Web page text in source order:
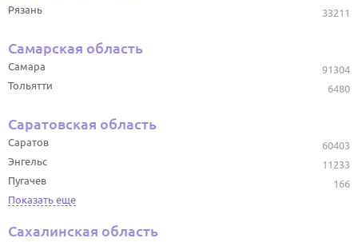
33211
Рязань
Самарская область
91304
Самара
6480
Тольятти
Саратовская область
60403
Саратов
11233
Энгельс
166
Пугачев
Показать еще
Сахалинская область